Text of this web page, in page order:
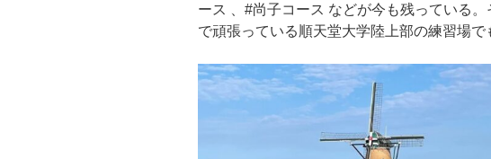
ース 、#尚子コース などが今も残っている
で頑張っている順天堂大学陸上部の練習場で